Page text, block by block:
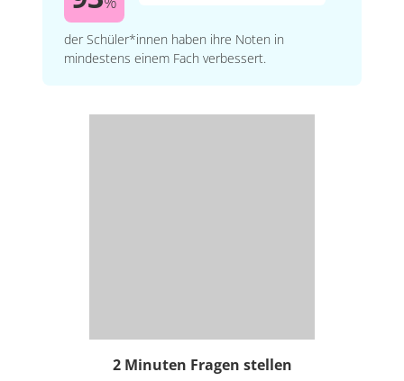
der Schüler*innen haben ihre Noten in
mindestens einem Fach verbessert.
2 Minuten Fragen stellen